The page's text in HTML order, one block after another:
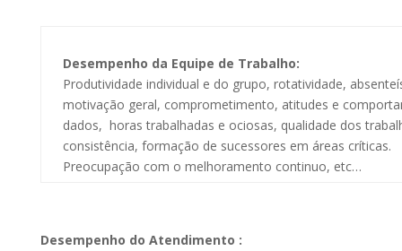
Desempenho da Equipe de Trabalho:
Produtividade individual e do grupo, rotatividade,
motivação geral, comprometimento, atitudes e
dados, horas trabalhadas e ociosas, qualidade dos
consistência, formação de sucessores em áreas críticas.
Preocupação com o melhoramento continuo, etc…
Desempenho do Atendimento :